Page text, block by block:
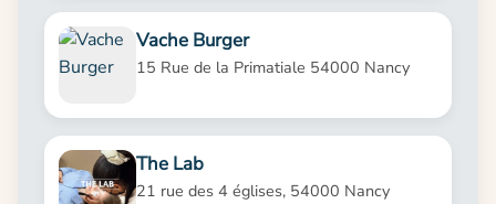
Vache Burger
15 Rue de la Primatiale 54000 Nancy
The Lab
21 rue des 4 églises, 54000 Nancy